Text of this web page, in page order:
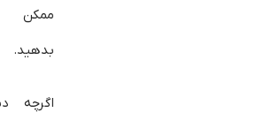
ممکن
بدهید.
اگرچه